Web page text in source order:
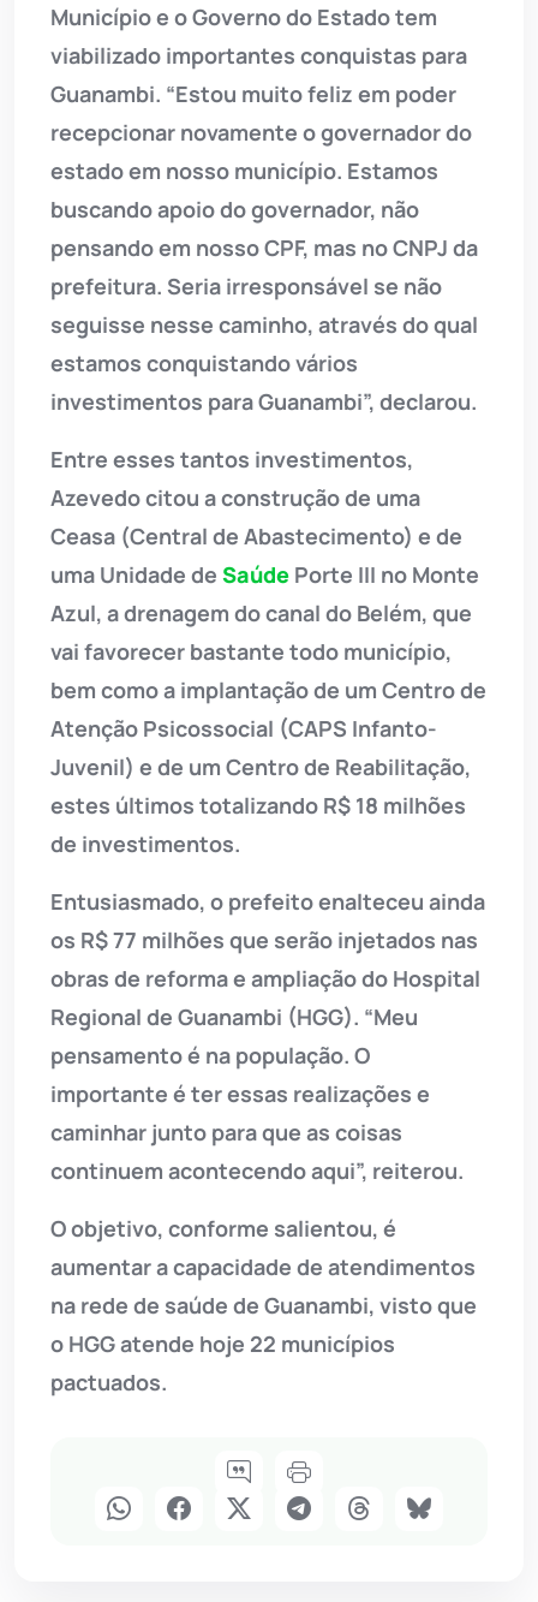
Município e o Governo do Estado tem
viabilizado importantes conquistas para
Guanambi. “Estou muito feliz em poder
recepcionar novamente o governador do
estado em nosso município. Estamos
buscando apoio do governador, não
pensando em nosso CPF, mas no CNPJ da
prefeitura. Seria irresponsável se não
seguisse nesse caminho, através do qual
estamos conquistando vários
investimentos para Guanambi”, declarou.
Entre esses tantos investimentos,
Azevedo citou a construção de uma
Ceasa (Central de Abastecimento) e de
uma Unidade de Saúde Porte III no Monte
Azul, a drenagem do canal do Belém, que
vai favorecer bastante todo município,
bem como a implantação de um Centro de
Atenção Psicossocial (CAPS Infanto-
Juvenil) e de um Centro de Reabilitação,
estes últimos totalizando R$ 18 milhões
de investimentos.
Entusiasmado, o prefeito enalteceu ainda
os R$ 77 milhões que serão injetados nas
obras de reforma e ampliação do Hospital
Regional de Guanambi (HGG). “Meu
pensamento é na população. O
importante é ter essas realizações e
caminhar junto para que as coisas
continuem acontecendo aqui”, reiterou.
O objetivo, conforme salientou, é
aumentar a capacidade de atendimentos
na rede de saúde de Guanambi, visto que
o HGG atende hoje 22 municípios
pactuados.